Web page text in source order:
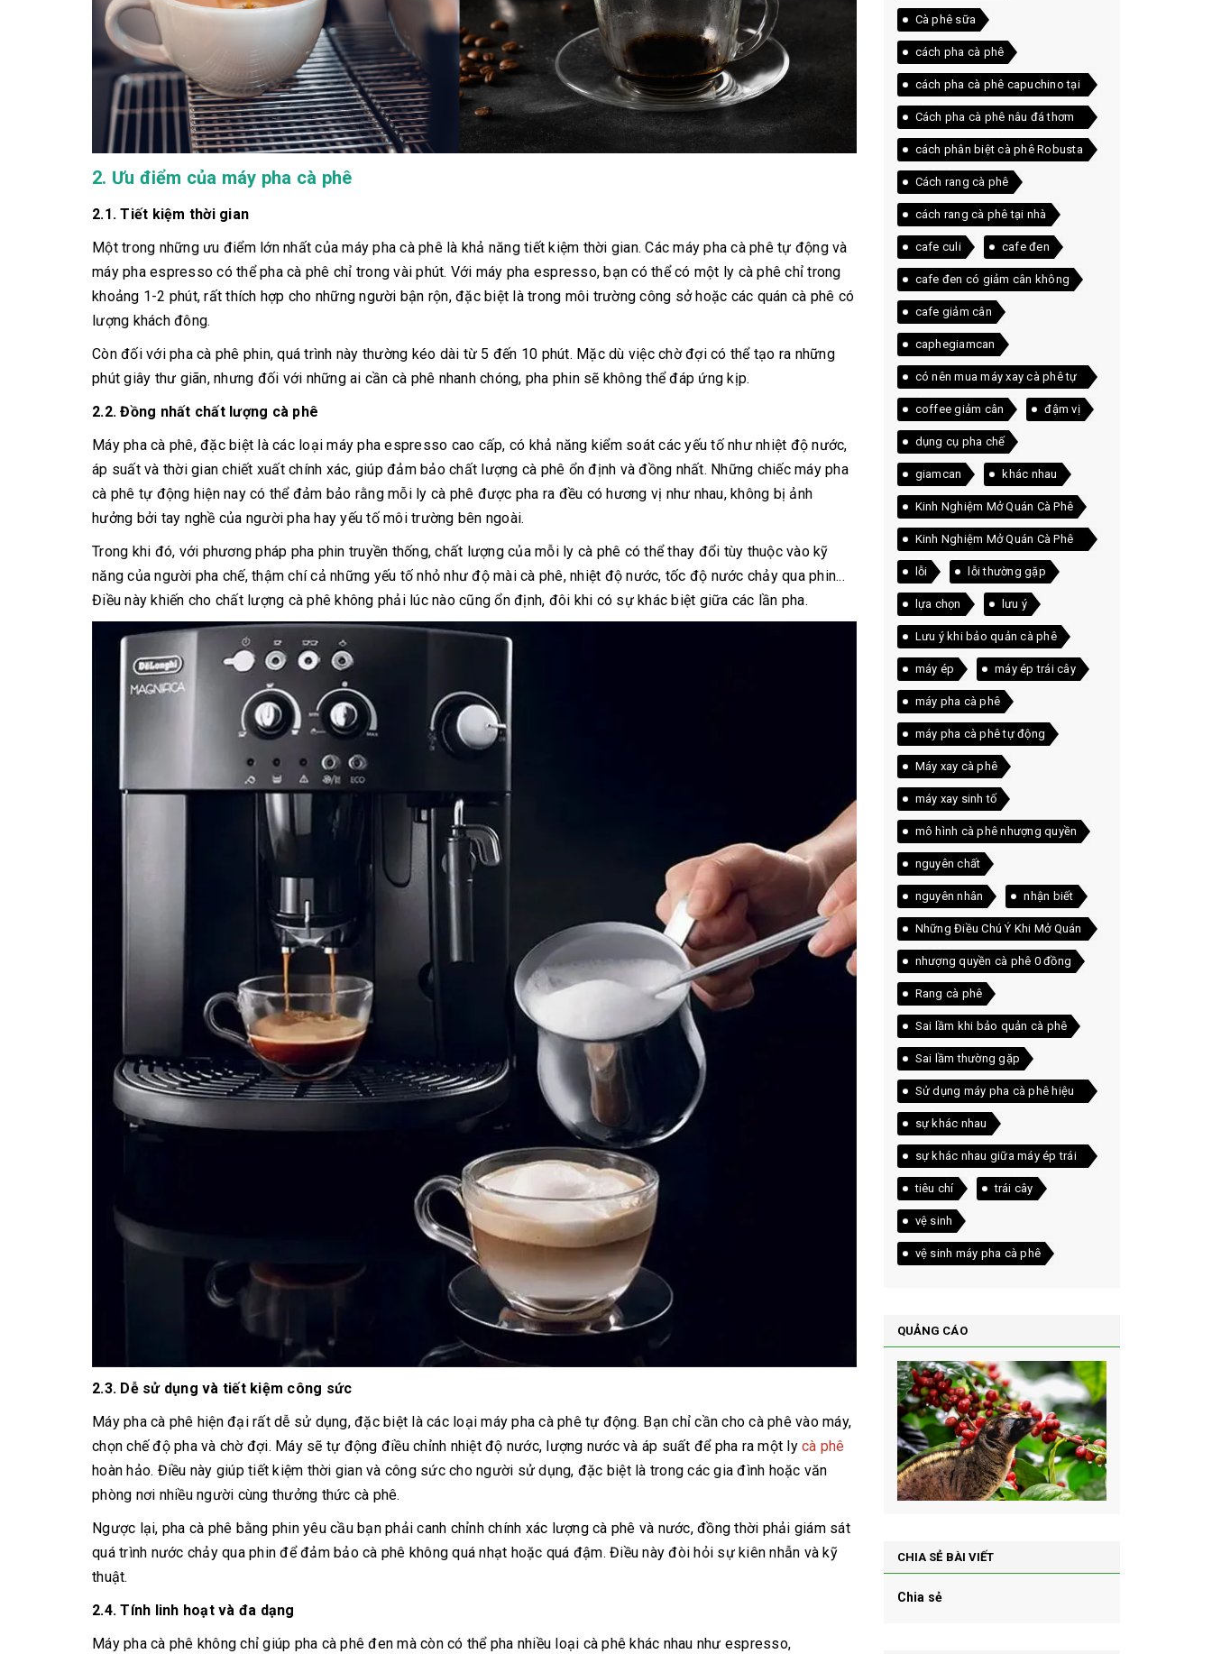
2. Ưu điểm của máy pha cà phê
2.1. Tiết kiệm thời gian
Một trong những ưu điểm lớn nhất của máy pha cà phê là khả năng tiết kiệm thời gian. Các máy pha cà phê tự động và
máy pha espresso có thể pha cà phê chỉ trong vài phút. Với máy pha espresso, bạn có thể có một ly cà phê chỉ trong
khoảng 1-2 phút, rất thích hợp cho những người bận rộn, đặc biệt là trong môi trường công sở hoặc các quán cà phê có
lượng khách đông.
Còn đối với pha cà phê phin, quá trình này thường kéo dài từ 5 đến 10 phút. Mặc dù việc chờ đợi có thể tạo ra những
phút giây thư giãn, nhưng đối với những ai cần cà phê nhanh chóng, pha phin sẽ không thể đáp ứng kịp.
2.2. Đồng nhất chất lượng cà phê
Máy pha cà phê, đặc biệt là các loại máy pha espresso cao cấp, có khả năng kiểm soát các yếu tố như nhiệt độ nước,
áp suất và thời gian chiết xuất chính xác, giúp đảm bảo chất lượng cà phê ổn định và đồng nhất. Những chiếc máy pha
cà phê tự động hiện nay có thể đảm bảo rằng mỗi ly cà phê được pha ra đều có hương vị như nhau, không bị ảnh
hưởng bởi tay nghề của người pha hay yếu tố môi trường bên ngoài.
Trong khi đó, với phương pháp pha phin truyền thống, chất lượng của mỗi ly cà phê có thể thay đổi tùy thuộc vào kỹ
năng của người pha chế, thậm chí cả những yếu tố nhỏ như độ mài cà phê, nhiệt độ nước, tốc độ nước chảy qua phin...
Điều này khiến cho chất lượng cà phê không phải lúc nào cũng ổn định, đôi khi có sự khác biệt giữa các lần pha.
2.3. Dễ sử dụng và tiết kiệm công sức
Máy pha cà phê hiện đại rất dễ sử dụng, đặc biệt là các loại máy pha cà phê tự động. Bạn chỉ cần cho cà phê vào máy,
chọn chế độ pha và chờ đợi. Máy sẽ tự động điều chỉnh nhiệt độ nước, lượng nước và áp suất để pha ra một ly cà phê
hoàn hảo. Điều này giúp tiết kiệm thời gian và công sức cho người sử dụng, đặc biệt là trong các gia đình hoặc văn
phòng nơi nhiều người cùng thưởng thức cà phê.
Ngược lại, pha cà phê bằng phin yêu cầu bạn phải canh chỉnh chính xác lượng cà phê và nước, đồng thời phải giám sát
quá trình nước chảy qua phin để đảm bảo cà phê không quá nhạt hoặc quá đậm. Điều này đòi hỏi sự kiên nhẫn và kỹ
thuật.
2.4. Tính linh hoạt và đa dạng
Máy pha cà phê không chỉ giúp pha cà phê đen mà còn có thể pha nhiều loại cà phê khác nhau như espresso,
Cà phê sữa
cách pha cà phê
cách pha cà phê capuchino tại
nhà
Cách pha cà phê nâu đá thơm
ngon ngay tại nhà
cách phân biệt cà phê Robusta
và Arabica
Cách rang cà phê
cách rang cà phê tại nhà
cafe culi cafe đen
cafe đen có giảm cân không
cafe giảm cân
caphegiamcan
có nên mua máy xay cà phê tự
động
coffee giảm cân đậm vị
dụng cụ pha chế
giamcan khác nhau
Kinh Nghiệm Mở Quán Cà Phê
Kinh Nghiệm Mở Quán Cà Phê
Thực Tế
lỗi lỗi thường gặp
lựa chọn lưu ý
Lưu ý khi bảo quản cà phê
máy ép máy ép trái cây
máy pha cà phê
máy pha cà phê tự động
Máy xay cà phê
máy xay sinh tố
mô hình cà phê nhượng quyền
nguyên chất
nguyên nhân nhận biết
Những Điều Chú Ý Khi Mở Quán
Cà Phê
nhượng quyền cà phê 0 đồng
Rang cà phê
Sai lầm khi bảo quản cà phê
Sai lầm thường gặp
Sử dụng máy pha cà phê hiệu
quả
sự khác nhau
sự khác nhau giữa máy ép trái
cây và máy xay sinh tố
tiêu chí trái cây
vệ sinh
vệ sinh máy pha cà phê
QUẢNG CÁO
CHIA SẺ BÀI VIẾT
Chia sẻ